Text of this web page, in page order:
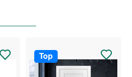
для квартири, для офісу, для
Top